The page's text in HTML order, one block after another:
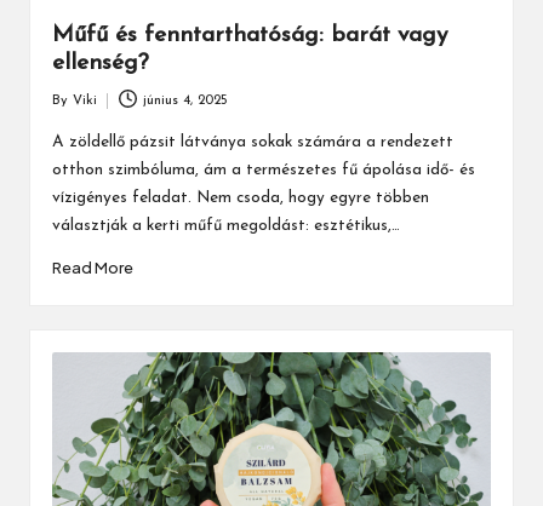
Műfű és fenntarthatóság: barát vagy
ellenség?
by
By Viki június 4, 2025
A zöldellő pázsit látványa sokak számára a rendezett
otthon szimbóluma, ám a természetes fű ápolása idő- és
vízigényes feladat. Nem csoda, hogy egyre többen
választják a kerti műfű megoldást: esztétikus,…
Read More